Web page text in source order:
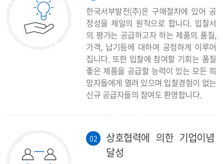
한국서부발전(주)은 구매절차에 있어 공
정성을 제일의 원칙으로 합니다. 입찰서
의 평가는 공급하고자 하는 제품의 품질,
가격, 납기등에 대하여 공정하게 이루어
집니다. 또한 입찰에 참여할 기회는 품질
좋은 제품을 공급할 능력이 있는 모든 희
망자들에게 열려 있으며 입찰경험이 없는
신규 공급자들의 참여도 환영합니다.
02
상호협력에 의한 기업이념
달성